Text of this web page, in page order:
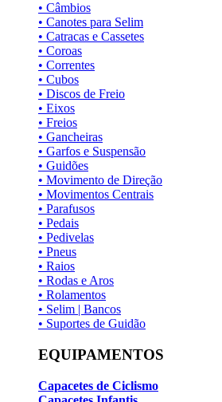
• Câmbios
• Canotes para Selim
• Catracas e Cassetes
• Coroas
• Correntes
• Cubos
• Discos de Freio
• Eixos
• Freios
• Gancheiras
• Garfos e Suspensão
• Guidões
• Movimento de Direção
• Movimentos Centrais
• Parafusos
• Pedais
• Pedivelas
• Pneus
• Raios
• Rodas e Aros
• Rolamentos
• Selim | Bancos
• Suportes de Guidão
EQUIPAMENTOS
Capacetes de Ciclismo